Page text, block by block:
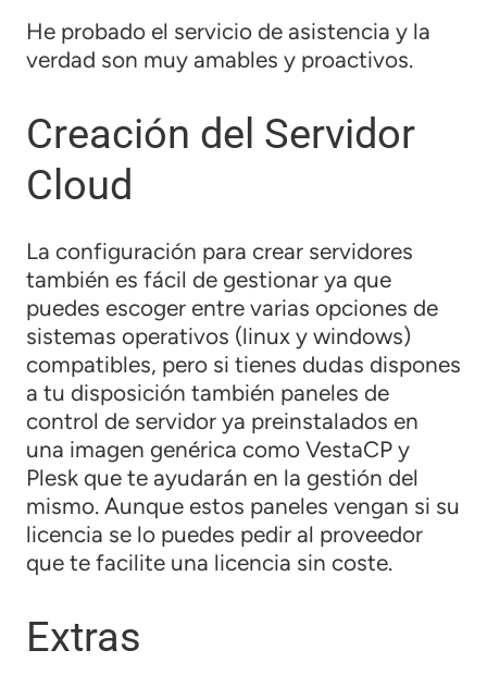
He probado el servicio de asistencia y la
verdad son muy amables y proactivos.
Creación del Servidor
Cloud
La configuración para crear servidores
también es fácil de gestionar ya que
puedes escoger entre varias opciones de
sistemas operativos (linux y windows)
compatibles, pero si tienes dudas dispones
a tu disposición también paneles de
control de servidor ya preinstalados en
una imagen genérica como VestaCP y
Plesk que te ayudarán en la gestión del
mismo. Aunque estos paneles vengan si su
licencia se lo puedes pedir al proveedor
que te facilite una licencia sin coste.
Extras